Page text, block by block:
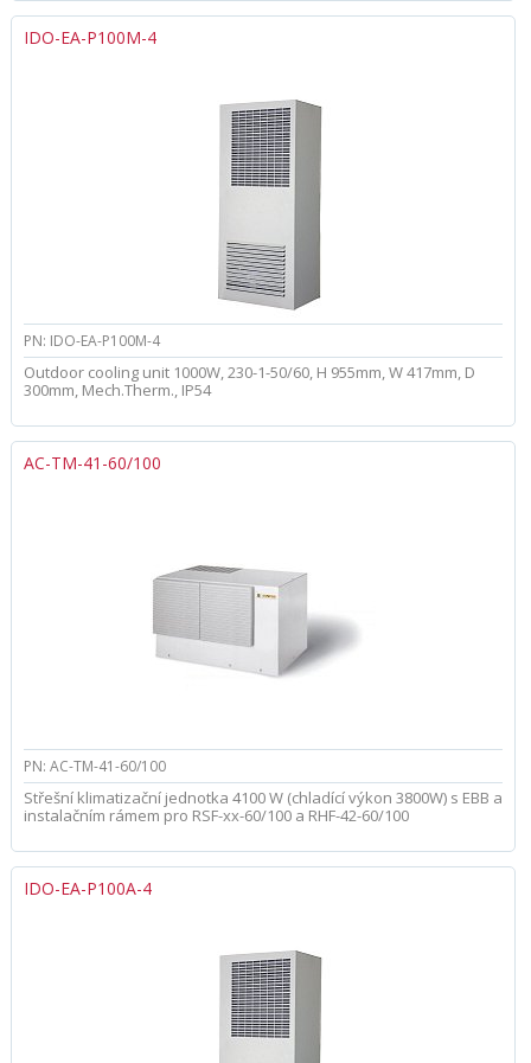
IDO-EA-P100M-4
PN: IDO-EA-P100M-4
Outdoor cooling unit 1000W, 230-1-50/60, H 955mm, W 417mm, D
300mm, Mech.Therm., IP54
AC-TM-41-60/100
PN: AC-TM-41-60/100
Střešní klimatizační jednotka 4100 W (chladící výkon 3800W) s EBB a
instalačním rámem pro RSF-xx-60/100 a RHF-42-60/100
IDO-EA-P100A-4